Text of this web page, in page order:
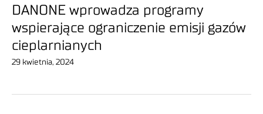
DANONE wprowadza programy
wspierające ograniczenie emisji gazów
cieplarnianych
29 kwietnia, 2024